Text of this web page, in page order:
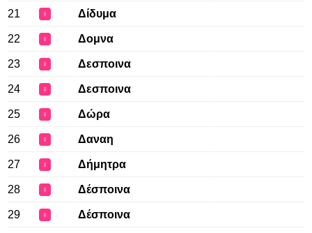
21 ♀ Δίδυμα
22 ♀ Δομνα
23 ♀ Δεσποινα
24 ♀ Δεσποινα
25 ♀ Δώρα
26 ♀ Δαναη
27 ♀ Δήμητρα
28 ♀ Δέσποινα
29 ♀ Δέσποινα